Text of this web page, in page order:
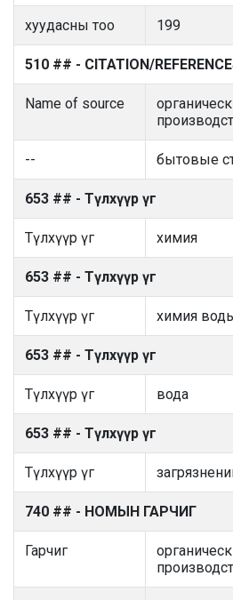
хуудасны тоо 199
510 ## - CITATION/
Name of source
-- бытовые
653 ## - Түлхүүр үг
Түлхүүр үг химия
653 ## - Түлхүүр үг
Түлхүүр үг химия
653 ## - Түлхүүр үг
Түлхүүр үг вода
653 ## - Түлхүүр үг
Түлхүүр үг
740 ## - НОМЫН ГАРЧИГ
Гарчиг